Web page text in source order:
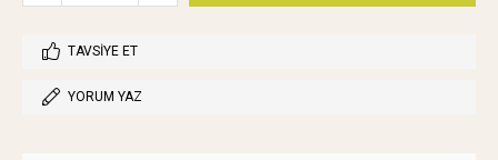
TAVSIYE ET
YORUM YAZ